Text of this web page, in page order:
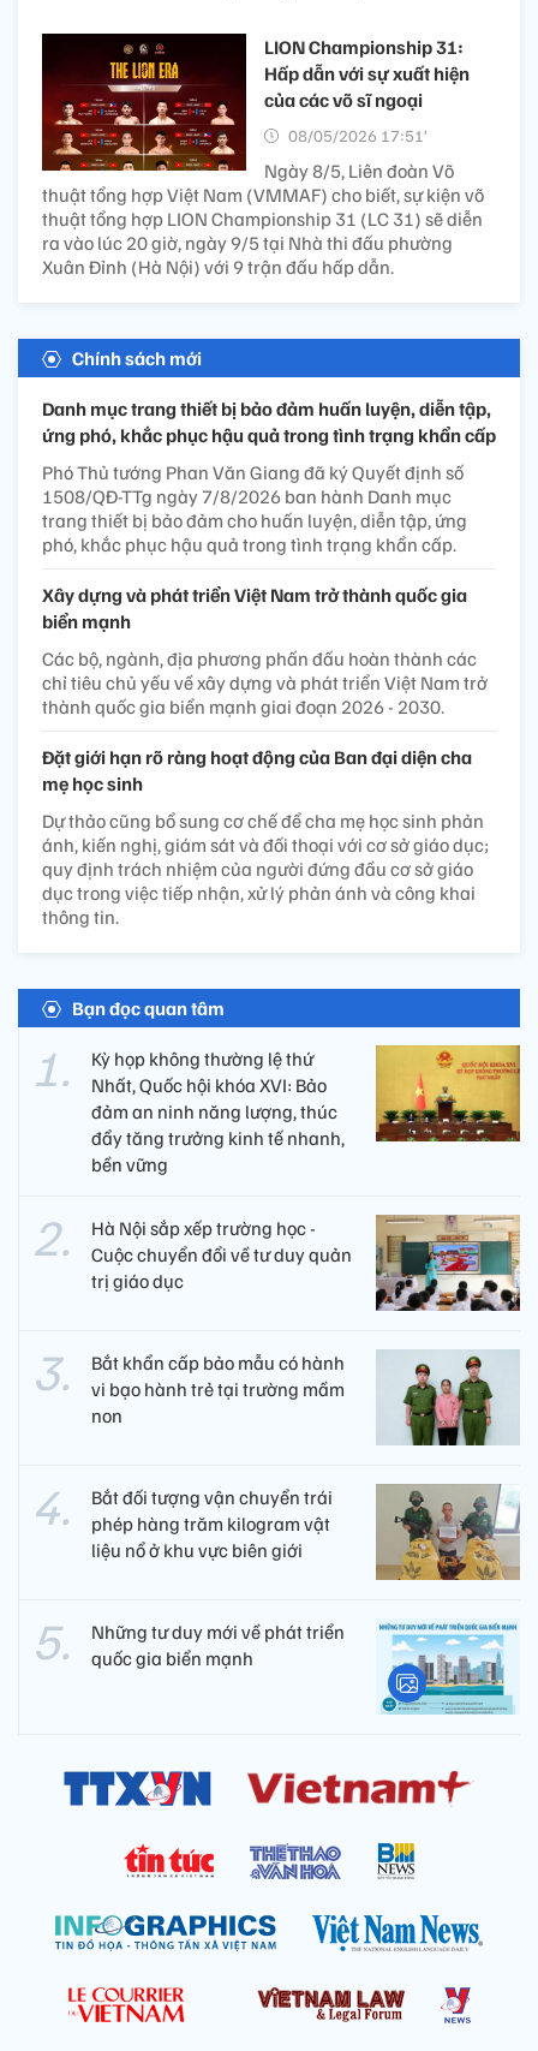
LION Championship 31:
Hấp dẫn với sự xuất hiện
của các võ sĩ ngoại
08/05/2026 17:51’
Ngày 8/5, Liên đoàn Võ
thuật tổng hợp Việt Nam (VMMAF) cho biết, sự kiện võ
thuật tổng hợp LION Championship 31 (LC 31) sẽ diễn
ra vào lúc 20 giờ, ngày 9/5 tại Nhà thi đấu phường
Xuân Đỉnh (Hà Nội) với 9 trận đấu hấp dẫn.
Chính sách mới
Danh mục trang thiết bị bảo đảm huấn luyện, diễn tập,
ứng phó, khắc phục hậu quả trong tình trạng khẩn cấp
Phó Thủ tướng Phan Văn Giang đã ký Quyết định số
1508/QĐ-TTg ngày 7/8/2026 ban hành Danh mục
trang thiết bị bảo đảm cho huấn luyện, diễn tập, ứng
phó, khắc phục hậu quả trong tình trạng khẩn cấp.
Xây dựng và phát triển Việt Nam trở thành quốc gia
biển mạnh
Các bộ, ngành, địa phương phấn đấu hoàn thành các
chỉ tiêu chủ yếu về xây dựng và phát triển Việt Nam trở
thành quốc gia biển mạnh giai đoạn 2026 - 2030.
Đặt giới hạn rõ ràng hoạt động của Ban đại diện cha
mẹ học sinh
Dự thảo cũng bổ sung cơ chế để cha mẹ học sinh phản
ánh, kiến nghị, giám sát và đối thoại với cơ sở giáo dục;
quy định trách nhiệm của người đứng đầu cơ sở giáo
dục trong việc tiếp nhận, xử lý phản ánh và công khai
thông tin.
Bạn đọc quan tâm
Kỳ họp không thường lệ thứ
Nhất, Quốc hội khóa XVI: Bảo
đảm an ninh năng lượng, thúc
đẩy tăng trưởng kinh tế nhanh,
bền vững
Hà Nội sắp xếp trường học -
Cuộc chuyển đổi về tư duy quản
trị giáo dục
Bắt khẩn cấp bảo mẫu có hành
vi bạo hành trẻ tại trường mầm
non
Bắt đối tượng vận chuyển trái
phép hàng trăm kilogram vật
liệu nổ ở khu vực biên giới
Những tư duy mới về phát triển
quốc gia biển mạnh